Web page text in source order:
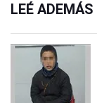
LEÉ ADEMÁS